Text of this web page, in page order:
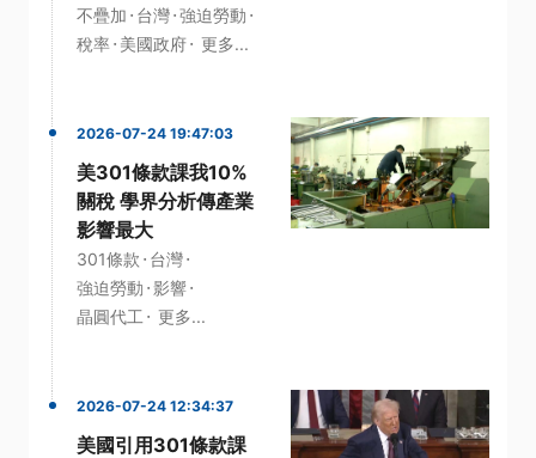
不疊加 · 台灣·強迫勞動 ·
稅率· 美國政府· 更多...
2026-07-24 19:47:03
美301條款課我10%
關稅 學界分析傳產業
影響最大
301條款 · 台灣·
強迫勞動 ·影響·
晶圓代工 · 更多...
2026-07-24 12:34:37
美國引用301條款課